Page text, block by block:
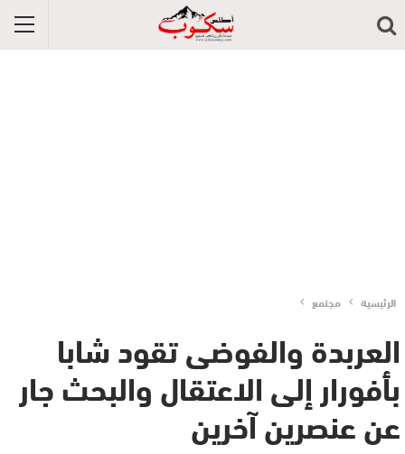
الرئيسية مجتمع
العربدة والفوضى تقود شابا
بأفورار إلى الاعتقال والبحث جار
عن عنصرين آخرين